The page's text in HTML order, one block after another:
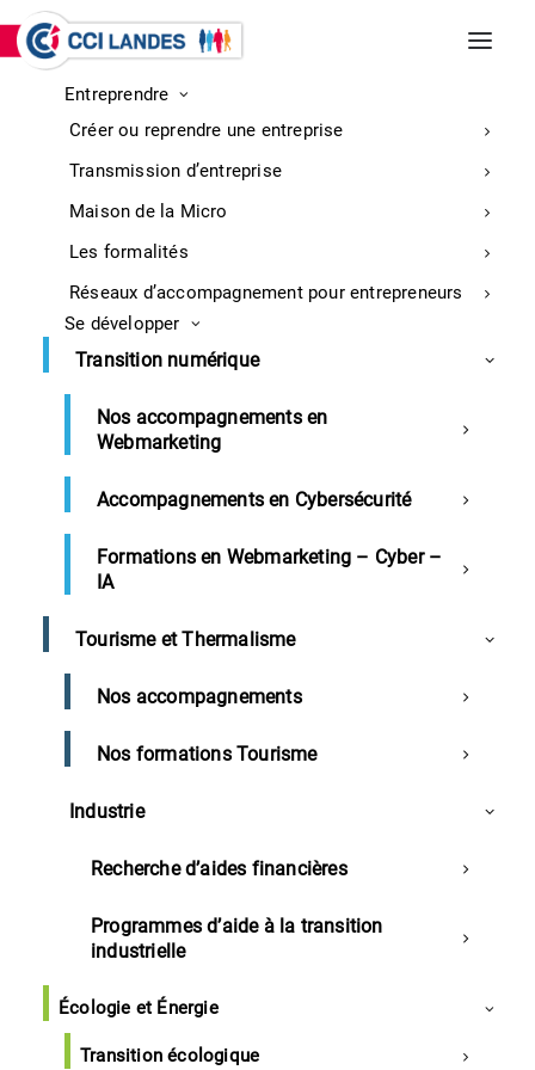
Entreprendre
Créer ou reprendre une entreprise
Transmission d’entreprise
Maison de la Micro
Les formalités
Réseaux d’accompagnement pour entrepreneurs
Se développer
Transition numérique
Nos accompagnements en
Webmarketing
Accompagnements en Cybersécurité
Formations en Webmarketing – Cyber –
IA
Tourisme et Thermalisme
Nos accompagnements
Nos formations Tourisme
Industrie
Recherche d’aides financières
Programmes d’aide à la transition
industrielle
Écologie et Énergie
Transition écologique
INCENDIES DE BISCARROSSE ET
PARENTIS-EN-BORN
informations sur la mobilisation
30/06/2025 – Mont de Marsan
– Réunion d’information«
Réussir sa création ou reprise
d’entreprise»
30/06/2025 – Mont de Marsan – Réunion d’information«
Description de l'événement
30 juin 2025 – 10h – 12h